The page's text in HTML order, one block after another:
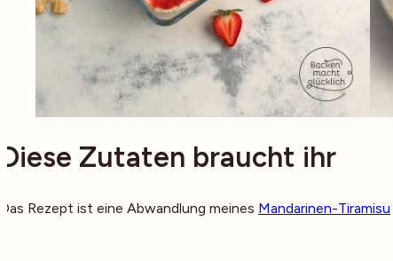
Diese Zutaten braucht ihr
Das Rezept ist eine Abwandlung meines Mandarinen-Tiramisu